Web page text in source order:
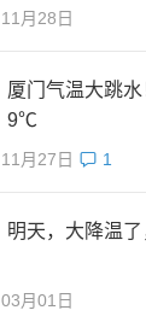
11月28日
厦门气温大跳
9℃
11月27日 1
明天，大降温了
03月01日